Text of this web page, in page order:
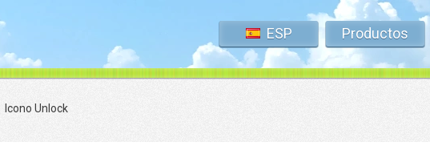
ESP Productos
Icono Unlock